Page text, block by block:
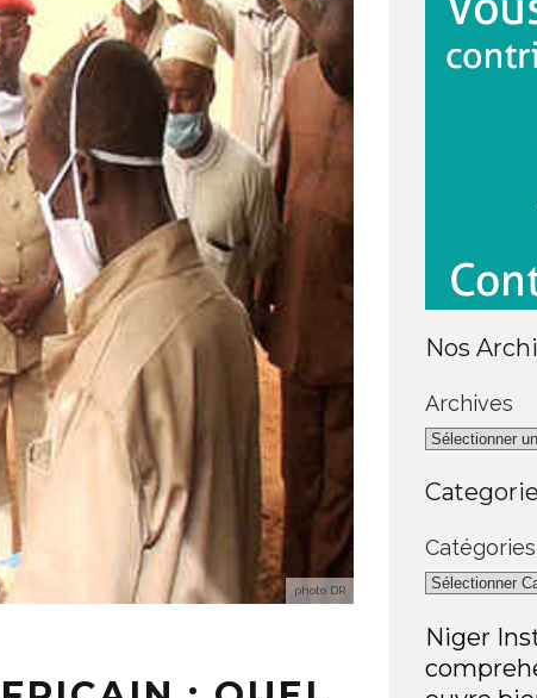
photo DR
Nos
Archives
Catégories
Niger